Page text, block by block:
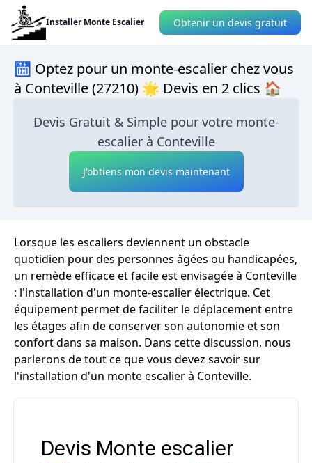
Installer Monte Escalier Obtenir un devis gratuit
🛗 Optez pour un monte-escalier chez vous
à Conteville (27210) 🌟 Devis en 2 clics 🏠
Devis Gratuit & Simple pour votre monte-
escalier à Conteville
J'obtiens mon devis maintenant
Lorsque les escaliers deviennent un obstacle
quotidien pour des personnes âgées ou handicapées,
un remède efficace et facile est envisagée à Conteville
: l'installation d'un monte-escalier électrique. Cet
équipement permet de faciliter le déplacement entre
les étages afin de conserver son autonomie et son
confort dans sa maison. Dans cette discussion, nous
parlerons de tout ce que vous devez savoir sur
l'installation d'un monte escalier à Conteville.
Devis Monte escalier